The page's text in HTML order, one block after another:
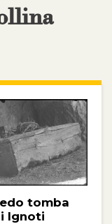
tomba
Ignoti